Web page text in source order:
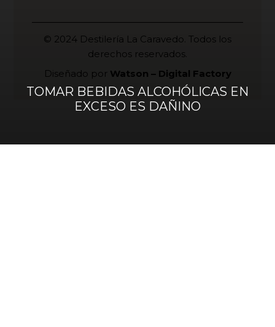
© 2024 Destilería La Caravedo. Todos los
derechos reservados.
Diseñado por Watson – Digital Factory
TOMAR BEBIDAS ALCOHÓLICAS EN
EXCESO ES DAÑINO